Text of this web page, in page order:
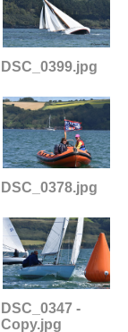
DSC_0399.jpg
DSC_0378.jpg
DSC_0347 -
Copy.jpg